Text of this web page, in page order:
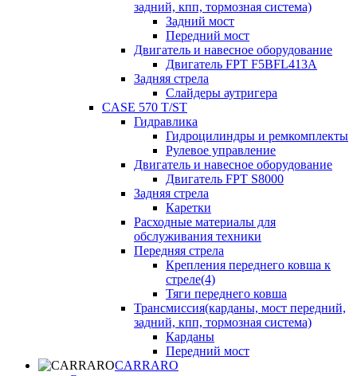
задний, кпп, тормозная система)
Задний мост
Передний мост
Двигатель и навесное оборудование
Двигатель FPT F5BFL413A
Задняя стрела
Слайдеры аутригера
CASE 570 T/ST
Гидравлика
Гидроцилиндры и ремкомплекты
Рулевое управление
Двигатель и навесное оборудование
Двигатель FPT S8000
Задняя стрела
Каретки
Расходные материалы для
обслуживания техники
Передняя стрела
Крепления переднего ковша к
стреле(4)
Тяги переднего ковша
Трансмиссия(карданы, мост передний,
задний, кпп, тормозная система)
Карданы
Передний мост
CARRARO